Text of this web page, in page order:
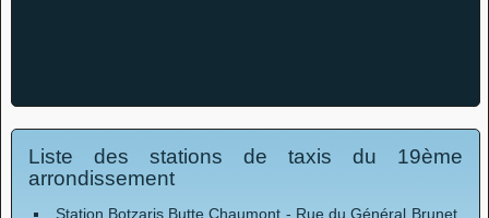
Liste des stations de taxis du 19ème
arrondissement
Station Botzaris Butte Chaumont - Rue du Général Brunet